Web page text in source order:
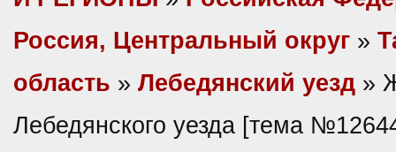
Россия, Центральный округ »
область » Лебедянский уезд »
Лебедянского уезда [тема